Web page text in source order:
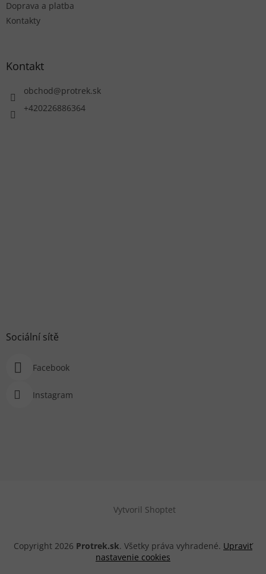
Doprava a platba
Kontakty
Kontakt
obchod@protrek.sk
+420226886364
Sociální sítě
Facebook
Instagram
Vytvoril Shoptet
Copyright 2026 Protrek.sk. Všetky práva vyhradené. Upraviť
nastavenie cookies